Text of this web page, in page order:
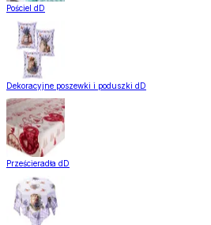
Pościel dD
Dekoracyjne poszewki i poduszki dD
Prześcieradła dD